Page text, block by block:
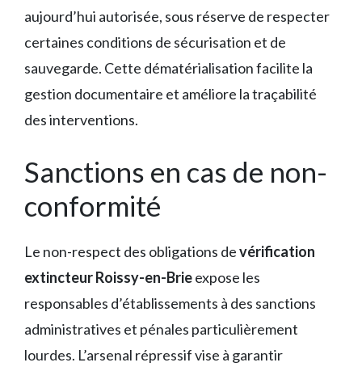
aujourd’hui autorisée, sous réserve de respecter
certaines conditions de sécurisation et de
sauvegarde. Cette dématérialisation facilite la
gestion documentaire et améliore la traçabilité
des interventions.
Sanctions en cas de non-
conformité
Le non-respect des obligations devérification
extincteur Roissy-en-Brieexpose les
responsables d’établissements à des sanctions
administratives et pénales particulièrement
lourdes. L’arsenal répressif vise à garantir